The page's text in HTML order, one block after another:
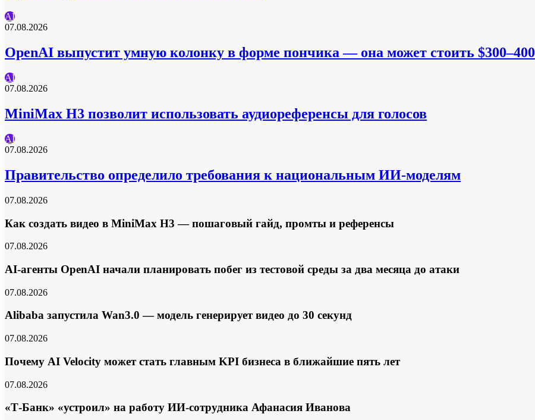
AI
07.08.2026
OpenAI выпустит умную колонку в форме пончика — она может стоить $300–400
AI
07.08.2026
MiniMax H3 позволит использовать аудиореференсы для голосов
AI
07.08.2026
Правительство определило требования к национальным ИИ-моделям
07.08.2026
Как создать видео в MiniMax H3 — пошаговый гайд, промты и референсы
07.08.2026
AI-агенты OpenAI начали планировать побег из тестовой среды за два месяца до атаки
07.08.2026
Alibaba запустила Wan3.0 — модель генерирует видео до 30 секунд
07.08.2026
Почему AI Velocity может стать главным KPI бизнеса в ближайшие пять лет
07.08.2026
«Т-Банк» «устроил» на работу ИИ-сотрудника Афанасия Иванова